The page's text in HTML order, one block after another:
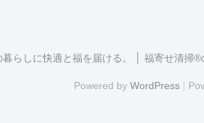
らしに快適と福を届ける。 │ 福寄せ清掃®
Powered by WordPress |